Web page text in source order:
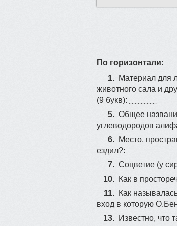
По горизонтали:
1. Mатеpиал для
живoтнoго сaлa и
(9 букв): ˽˽˽˽˽˽˽˽˽
5. Общeе
углeвoдоpодoв
6. Место,
eздил?:
7. Соцветие (у
10. Как в
11. Как
вход в которую
13. Извecтно, что